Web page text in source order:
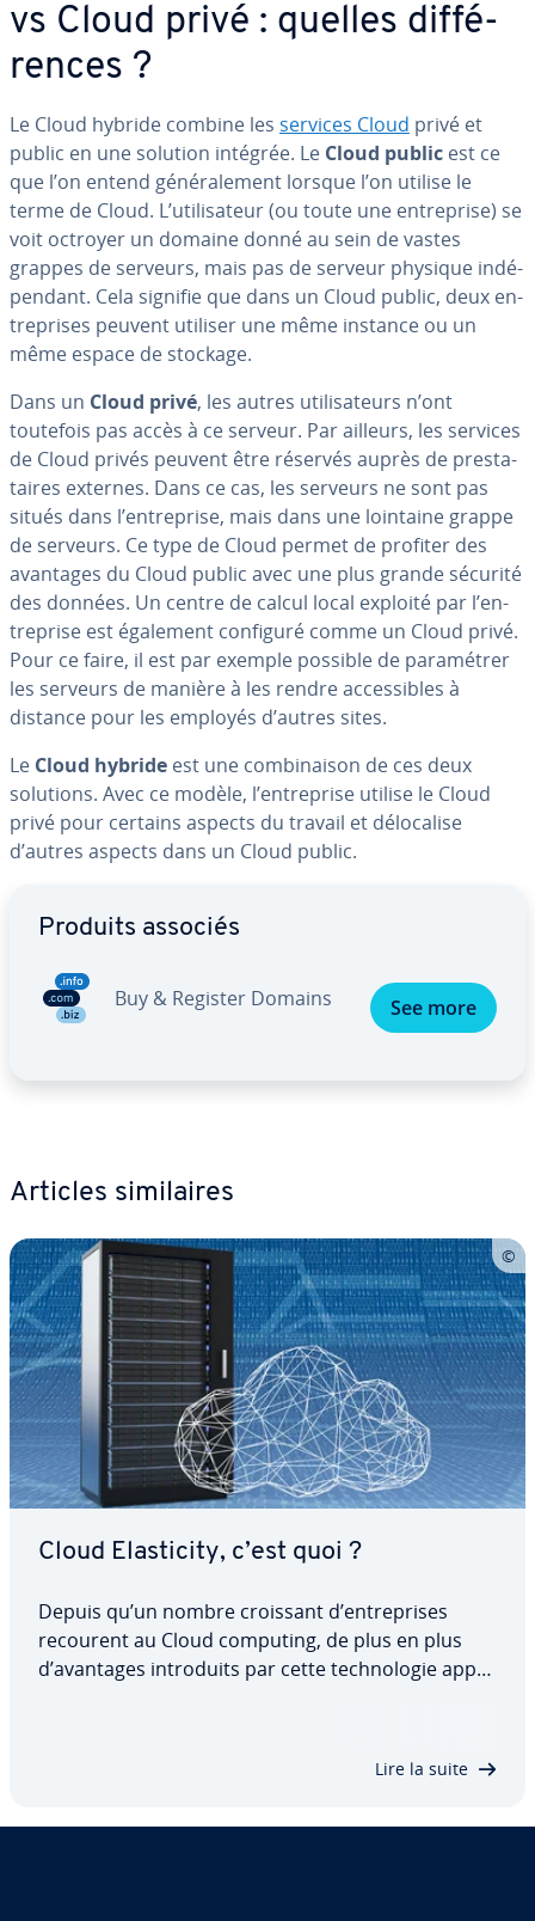
vs Cloud privé : quelles dif­fé­
rences ?
Le Cloud hybride combine les services Cloud privé et
public en une solution intégrée. Le Cloud public est ce
que l’on entend gé­né­ra­le­ment lorsque l’on utilise le
terme de Cloud. L’uti­li­sa­teur (ou toute une en­tre­prise) se
voit octroyer un domaine donné au sein de vastes
grappes de serveurs, mais pas de serveur physique in­dé­
pen­dant. Cela signifie que dans un Cloud public, deux en­
tre­prises peuvent utiliser une même instance ou un
même espace de stockage.
Dans un Cloud privé, les autres uti­li­sa­teurs n’ont
toutefois pas accès à ce serveur. Par ailleurs, les services
de Cloud privés peuvent être réservés auprès de pres­ta­
taires externes. Dans ce cas, les serveurs ne sont pas
situés dans l’en­tre­prise, mais dans une lointaine grappe
de serveurs. Ce type de Cloud permet de profiter des
avantages du Cloud public avec une plus grande sécurité
des données. Un centre de calcul local exploité par l’en­
tre­prise est également configuré comme un Cloud privé.
Pour ce faire, il est par exemple possible de pa­ra­mé­trer
les serveurs de manière à les rendre ac­ces­sibles à
distance pour les employés d’autres sites.
Le Cloud hybride est une com­bi­nai­son de ces deux
solutions. Avec ce modèle, l’en­tre­prise utilise le Cloud
privé pour certains aspects du travail et dé­lo­ca­lise
d’autres aspects dans un Cloud public.
Produits associés
Buy & Register Domains See more
Articles si­mi­laires
Cloud Elas­ti­city, c’est quoi ?
Depuis qu’un nombre croissant d’en­tre­prises
recourent au Cloud computing, de plus en plus
d’avantages in­tro­duits par cette tech­no­lo­gie ap­pa­
Lire la suite